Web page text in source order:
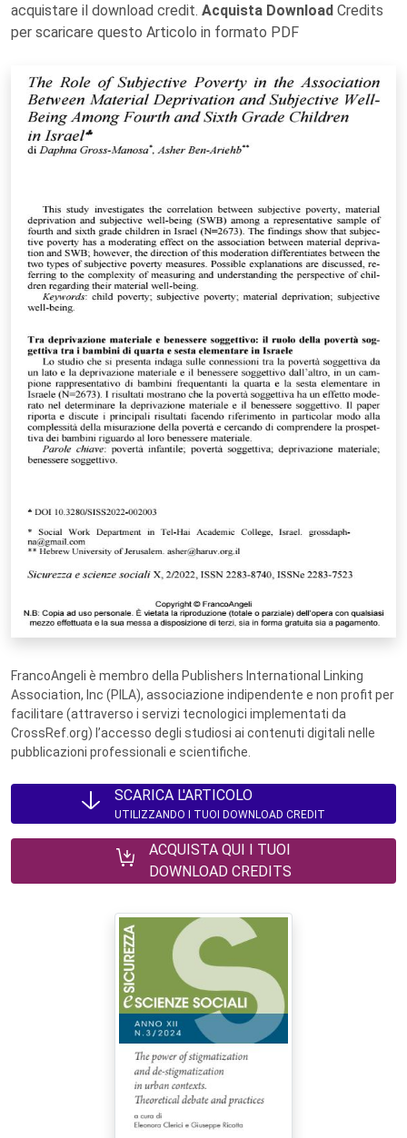
acquistare il download credit. Acquista Download Credits
per scaricare questo Articolo in formato PDF
FrancoAngeli è membro della Publishers International Linking
Association, Inc (PILA), associazione indipendente e non profit per
facilitare (attraverso i servizi tecnologici implementati da
CrossRef.org) l’accesso degli studiosi ai contenuti digitali nelle
pubblicazioni professionali e scientifiche.
SCARICA L'ARTICOLO
UTILIZZANDO I TUOI DOWNLOAD CREDIT
ACQUISTA QUI I TUOI
DOWNLOAD CREDITS